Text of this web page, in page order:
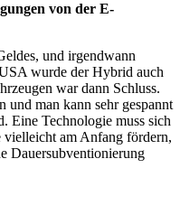
von der E-
und irgendwann
wurde der Hybrid auch
war dann Schluss.
und man kann sehr gespannt
Eine Technologie muss sich
vielleicht am Anfang fördern,
Dauersubventionierung